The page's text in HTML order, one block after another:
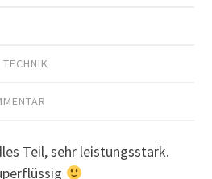
TECHNIK
Teil, sehr leistungsstark.